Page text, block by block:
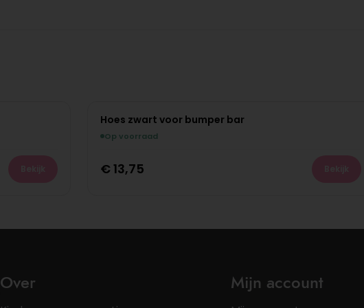
Hoes zwart voor bumper bar
Op voorraad
€ 13,75
Over Mijn account